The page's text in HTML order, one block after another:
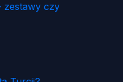
zestawy czy